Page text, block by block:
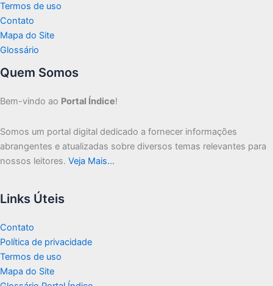
Termos de uso
Contato
Mapa do Site
Glossário
Quem Somos
Bem-vindo ao Portal Índice!
Somos um portal digital dedicado a fornecer informações
abrangentes e atualizadas sobre diversos temas relevantes para
nossos leitores. Veja Mais…
Links Úteis
Contato
Política de privacidade
Termos de uso
Mapa do Site